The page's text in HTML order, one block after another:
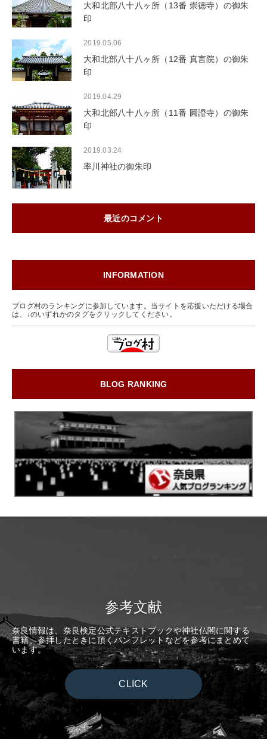
大和北部八十八ヶ所（13番 崇徳寺）の御朱
印
2019.05.06
大和北部八十八ヶ所（12番 真言院）の御朱
印
2019.04.29
大和北部八十八ヶ所（11番 圓證寺）の御朱
印
2019.03.24
率川神社の御朱印
最近のコメント
INFORMATION
ブログ村のランキングに参加しています。当サイトを応援いただける場合
は、↓のいずれかのタグをクリックしてください。
BLOG RANKING
参考文献
奈良情報は、奈良検定公式テキストブックや神社仏閣に関する
書籍、参拝したときに頂くパンフレットなどを参考にまとめて
います。
CLICK